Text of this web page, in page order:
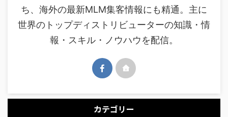
ち、海外の最新MLM集客情報にも精通。主に
世界のトップディストリビューターの知識・情
報・スキル・ノウハウを配信。
カテゴリー